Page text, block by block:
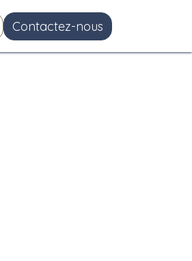
Contactez-nous